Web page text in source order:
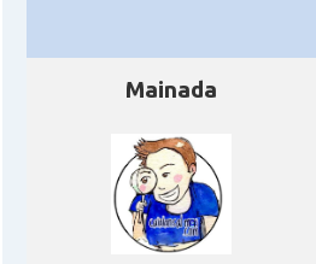
Mainada